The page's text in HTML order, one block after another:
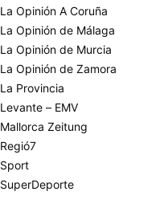
La Opinión A Coruña
La Opinión de Málaga
La Opinión de Murcia
La Opinión de Zamora
La Provincia
Levante – EMV
Mallorca Zeitung
Regió7
Sport
SuperDeporte